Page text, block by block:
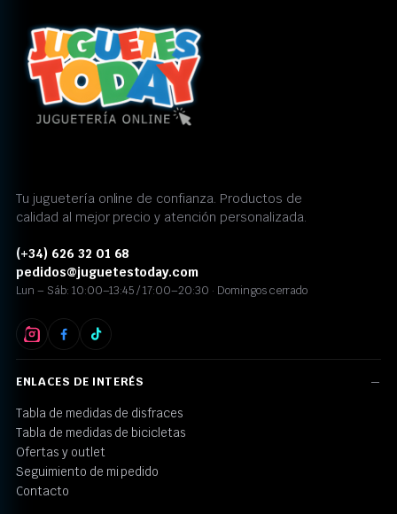
Tu juguetería online de confianza. Productos de
calidad al mejor precio y atención personalizada.
(+34) 626 32 01 68
pedidos@juguetestoday.com
Lun – Sáb: 10:00–13:45 / 17:00–20:30 · Domingos cerrado
ENLACES DE INTERÉS
Tabla de medidas de disfraces
Tabla de medidas de bicicletas
Ofertas y outlet
Seguimiento de mi pedido
Contacto